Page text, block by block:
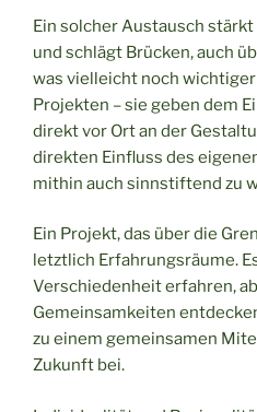
Ein solcher Austausch
und schlägt Brücken, auch
was vielleicht noch
Projekten – sie geben dem
direkt vor Ort an der
direkten Einfluss des
mithin auch sinnstiftend zu
Ein Projekt, das über die
letztlich Erfahrungsräume.
Verschiedenheit erfahren,
Gemeinsamkeiten
zu einem gemeinsamen
Zukunft bei.